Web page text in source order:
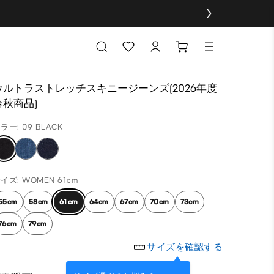
ルトラストレッチスキニージーンズ(2026年度
秋商品)
ー: 09 BLACK
ズ: WOMEN 61cm
58cm 61cm 64cm 67cm 70cm 73cm
79cm
サイズを確認する